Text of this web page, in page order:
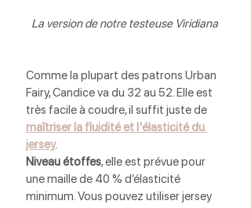
La version de notre testeuse Viridiana
Comme la plupart des patrons Urban
Fairy, Candice va du 32 au 52. Elle est
très facile à coudre, il suffit juste de
maîtriser la fluidité et l'élasticité du
jersey.
Niveau étoffes, elle est prévue pour
une maille de 40 % d’élasticité
minimum. Vous pouvez utiliser jersey